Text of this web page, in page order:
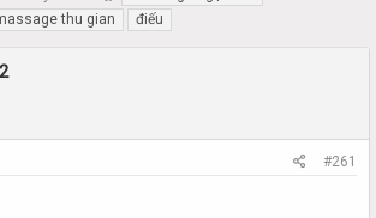
thu gian điếu
#261